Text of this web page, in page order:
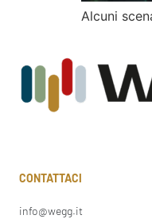
Alcuni
CONTATTACI
info@wegg.it